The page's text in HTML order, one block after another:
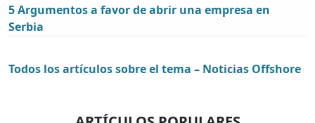
5 Argumentos a favor de abrir una empresa en
Serbia
Todos los artículos sobre el tema – Noticias Offshore